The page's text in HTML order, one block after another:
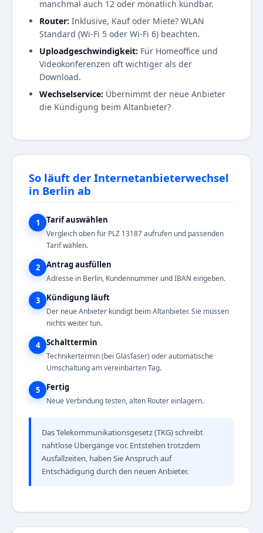
manchmal auch 12 oder monatlich kündbar.
Router: Inklusive, Kauf oder Miete? WLAN
Standard (Wi-Fi 5 oder Wi-Fi 6) beachten.
Uploadgeschwindigkeit: Für Homeoffice und
Videokonferenzen oft wichtiger als der
Download.
Wechselservice: Übernimmt der neue Anbieter
die Kündigung beim Altanbieter?
So läuft der Internetanbieterwechsel
in Berlin ab
1 Tarif auswählen
Vergleich oben für PLZ 13187 aufrufen und passenden
Tarif wählen.
2 Antrag ausfüllen
Adresse in Berlin, Kundennummer und IBAN eingeben.
3 Kündigung läuft
Der neue Anbieter kündigt beim Altanbieter. Sie müssen
nichts weiter tun.
4 Schalttermin
Technikertermin (bei Glasfaser) oder automatische
Umschaltung am vereinbarten Tag.
5 Fertig
Neue Verbindung testen, alten Router einlagern.
Das Telekommunikationsgesetz (TKG) schreibt
nahtlose Übergänge vor. Entstehen trotzdem
Ausfallzeiten, haben Sie Anspruch auf
Entschädigung durch den neuen Anbieter.